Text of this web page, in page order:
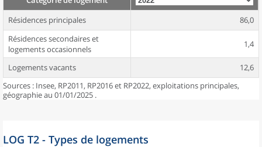
Résidences principales
86,0
Résidences secondaires et
logements occasionnels
1,4
Logements vacants
12,6
Sources : Insee, RP2011, RP2016 et RP2022, exploitations principales,
géographie au 01/01/2025 .
LOG T2 - Types de logements